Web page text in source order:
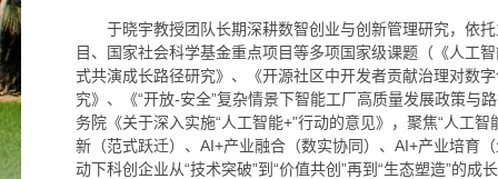
于晓宇教授团队长期深耕数智创业与创新管理研究，依
目、国家社会科学基金重点项目等多项国家级课题（《人工
式共演成长路径研究》、《开源社区中开发者贡献治理对数
究》、《“开放-安全”复杂情景下智能工厂高质量发展政策与
务院《关于深入实施“人工智能+”行动的意见》，聚焦“人工
新（范式跃迁）、AI+产业融合（数实协同）、AI+产业培育
动下科创企业从“技术突破”到“价值共创”再到“生态塑造”的成